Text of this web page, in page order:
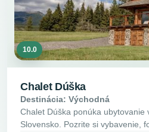
10.0
Chalet Dúška
Destinácia: Východná
Chalet Dúška ponúka ubytovanie
Slovensko. Pozrite si vybavenie,